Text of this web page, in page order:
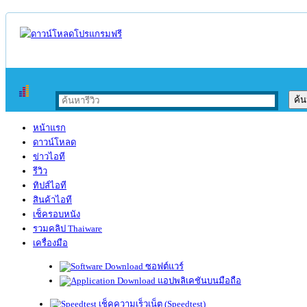
หน้าแรก
ดาวน์โหลด
ข่าวไอที
รีวิว
ทิปส์ไอที
สินค้าไอที
เช็ครอบหนัง
รวมคลิป Thaiware
เครื่องมือ
ซอฟต์แวร์
แอปพลิเคชันบนมือถือ
เช็คความเร็วเน็ต (Speedtest)